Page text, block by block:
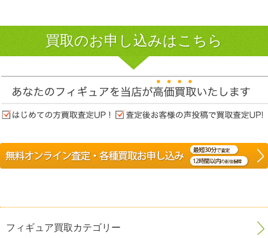
買取のお申し込みはこちら
フィギュア買取カテゴリー